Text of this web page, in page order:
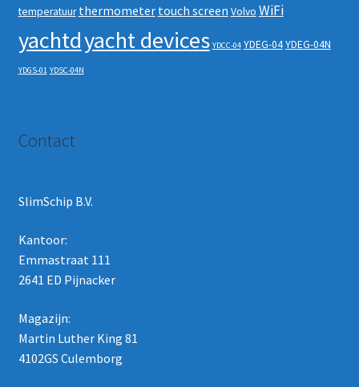
temperatuur thermometer touch screen Volvo WiFi
yachtdyacht devices YDCC-04 YDEG-04YDEG-04N
YDGS-01 YDSC-04N
Contact
SlimSchip B.V.
Kantoor:
Emmastraat 111
2641 ED Pijnacker
Magazijn:
Martin Luther King 81
4102GS Culemborg